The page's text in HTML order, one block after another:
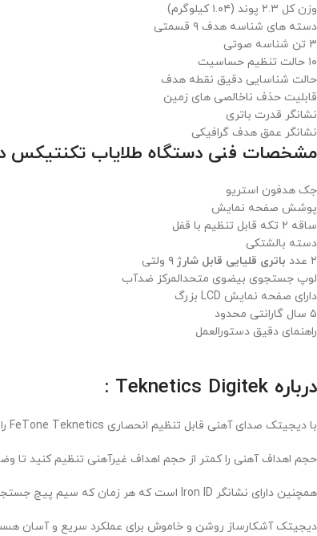
وزن کل ۲.۳ پوند (۱.۰۴ کیلوگرم)
دسته های شناسه هدف ۹ قسمتی
۳ تن شناسه صوتی
۱۰ حالت تنظیم حساسیت
حالت شناسایی دقیق نقطه هدف
قابلیت حذف ناخالصی های زمین
نشانگر قدرت باتری
نشانگر عمق هدف گرافیکی
مشخصات فنی دستگاه طلایاب تکنتیکس
جک هدفون استریو
پوشش صفحه نمایش
ساقه ۲ تکه قابل تنظیم با قفل
دسته بالشتکی
۲ عدد
باتری قلیایی قابل شارژ
لوپ جستجوی بیضوی متحدالمرکز ضدآب
دارای صفحه نمایش LCD بزرگ
۵ سال گارانتی محدود
راهنمای دقیق دستورالعمل
درباره Teknetics Digitek :
با دیجیتک صدای آهنی قابل تنظیم انحصاری FeTone Teknetics را دریافت میکنید
حجم اهداف آهنی را کمتر از حجم اهداف غیرآهنی تنظیم کنید تا
همچنین دارای نشانگر Iron ID است که هر زمان که سیم پیچ جستجو از روی آهن عبور میکند بدون توجه به تنظیمات تشخیص روشن میشود
دیجیتک آشکارساز روشن و خاموش برای عملکرد سریع و آسان